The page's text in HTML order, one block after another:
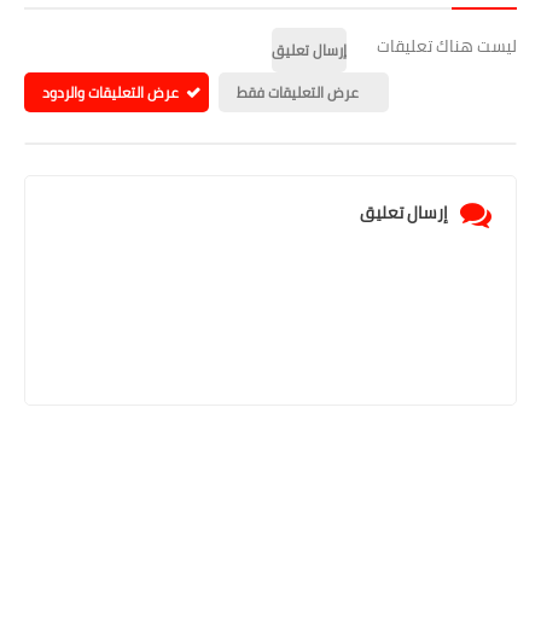
ليست هناك تعليقات
إرسال تعليق
عرض التعليقات فقط
عرض التعليقات والردود
إرسال تعليق